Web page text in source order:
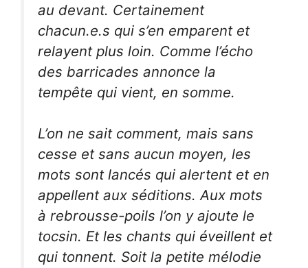
au devant. Certainement
chacun.e.s qui s’en emparent et
relayent plus loin. Comme l’écho
des barricades annonce la
tempête qui vient, en somme.
L’on ne sait comment, mais sans
cesse et sans aucun moyen, les
mots sont lancés qui alertent et en
appellent aux séditions. Aux mots
à rebrousse-poils l’on y ajoute le
tocsin. Et les chants qui éveillent et
qui tonnent. Soit la petite mélodie